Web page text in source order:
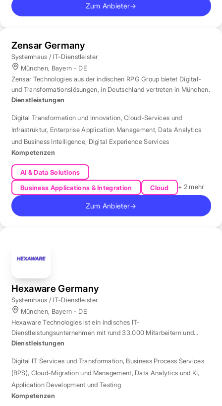
Zum Anbieter→
Zensar Germany
Systemhaus / IT-Dienstleister
München, Bayern - DE
Zensar Technologies aus der indischen RPG Group bietet Digital-
und Transformationslösungen, in Deutschland vertreten in München.
Dienstleistungen
Digital Transformation und Innovation,Cloud-Services und
Infrastruktur, Enterprise Application Management, Data Analytics
und Business Intelligence, Digital Experience Services
Kompetenzen
AI & Data Solutions
Business Applications & Integration
Cloud + 2 mehr
Zum Anbieter→
Hexaware Germany
Systemhaus / IT-Dienstleister
München, Bayern - DE
Hexaware Technologies ist ein indisches IT-
Dienstleistungsunternehmen mit rund 33.000 Mitarbeitern und
Standort München für Automatisierung und KI.
Dienstleistungen
Digital IT Services und Transformation, Business Process Services
(BPS), Cloud-Migration und Management, Data Analytics und KI,
Application Development und Testing
Kompetenzen